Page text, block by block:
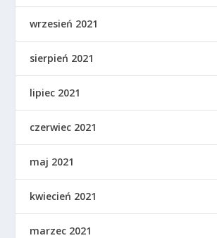
wrzesień 2021
sierpień 2021
lipiec 2021
czerwiec 2021
maj 2021
kwiecień 2021
marzec 2021